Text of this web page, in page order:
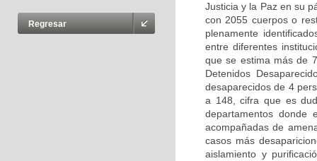
Regresar
Justicia y la Paz en su
con 2055 cuerpos o
plenamente
entre diferentes
que se estima más de
Detenidos
desaparecidos de 4
a 148, cifra que es
departamentos donde
acompañadas de
casos más
aislamiento y